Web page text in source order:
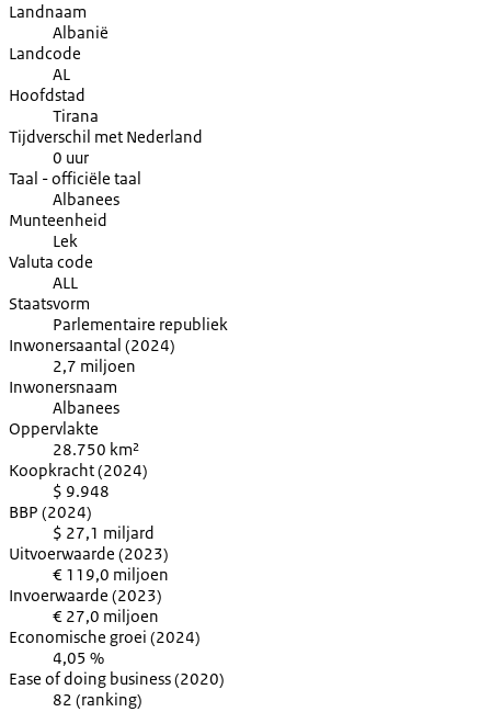
Landnaam
Albanië
Landcode
AL
Hoofdstad
Tirana
Tijdverschil met Nederland
0 uur
Taal - officiële taal
Albanees
Munteenheid
Lek
Valuta code
ALL
Staatsvorm
Parlementaire republiek
Inwonersaantal (2024)
2,7 miljoen
Inwonersnaam
Albanees
Oppervlakte
28.750 km²
Koopkracht (2024)
$ 9.948
BBP (2024)
$ 27,1 miljard
Uitvoerwaarde (2023)
€ 119,0 miljoen
Invoerwaarde (2023)
€ 27,0 miljoen
Economische groei (2024)
4,05 %
Ease of doing business (2020)
82 (ranking)